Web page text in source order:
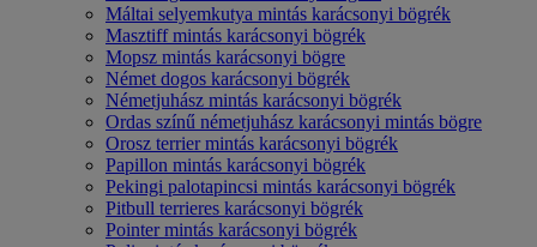
Máltai selyemkutya mintás karácsonyi bögrék
Masztiff mintás karácsonyi bögrék
Mopsz mintás karácsonyi bögre
Német dogos karácsonyi bögrék
Németjuhász mintás karácsonyi bögrék
Ordas színű németjuhász karácsonyi mintás bögre
Orosz terrier mintás karácsonyi bögrék
Papillon mintás karácsonyi bögrék
Pekingi palotapincsi mintás karácsonyi bögrék
Pitbull terrieres karácsonyi bögrék
Pointer mintás karácsonyi bögrék